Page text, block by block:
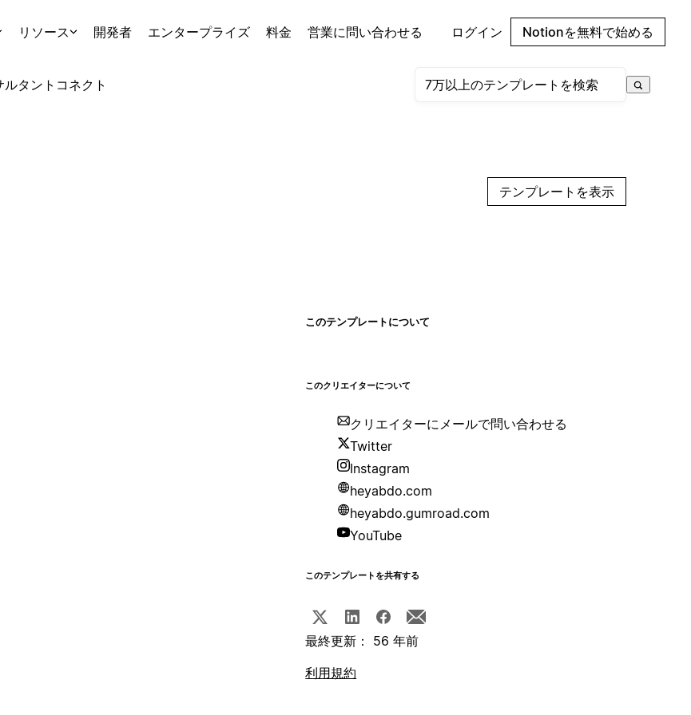
リソース 開発者 エンタープライズ 料金 営業に問い合わせる ログイン Notionを無料で始める
ルタント コネクト
テンプレートを表示
このテンプレートについて
このクリエイターについて
クリエイターにメールで問い合わせる
Twitter
Instagram
heyabdo.com
heyabdo.gumroad.com
YouTube
このテンプレートを共有する
最終更新： 56 年前
利用規約